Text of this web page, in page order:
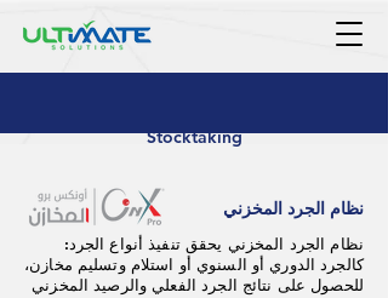
Stocktaking
نظام الجرد المخزني
نظام الجرد المخزني يحقق تنفيذ أنواع الجرد:
كالجرد الدوري أو السنوي أو استلام وتسليم مخازن،
للحصول على نتائج الجرد الفعلي والرصيد المخزني